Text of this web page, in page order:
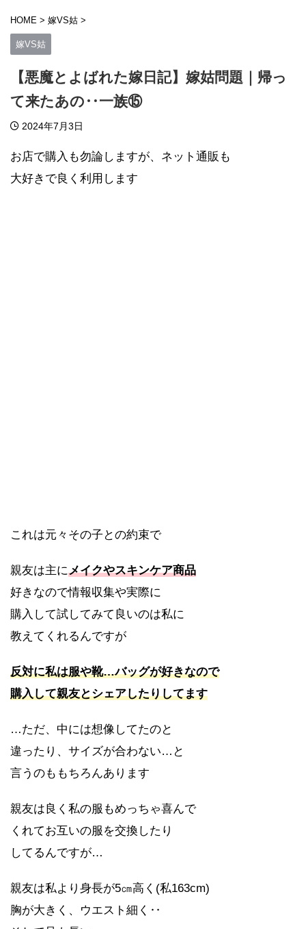
HOME > 嫁VS姑 >
嫁VS姑
【悪魔とよばれた嫁日記】嫁姑問題｜帰っ
て来たあの‥一族⑮
2024年7月3日
お店で購入も勿論しますが、ネット通販も
大好きで良く利用します
これは元々その子との約束で
親友は主にメイクやスキンケア商品
好きなので情報収集や実際に
購入して試してみて良いのは私に
教えてくれるんですが
反対に私は服や靴…バッグが好きなので
購入して親友とシェアしたりしてます
…ただ、中には想像してたのと
違ったり、サイズが合わない…と
言うのももちろんあります
親友は良く私の服もめっちゃ喜んで
くれてお互いの服を交換したり
してるんですが…
親友は私より身長が5㎝高く(私163cm)
胸が大きく、ウエスト細く‥